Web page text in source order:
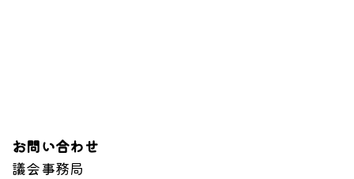
お問い合わせ
議会事務局